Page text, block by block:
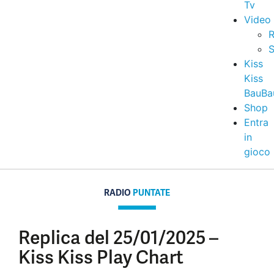
Tv
Video
Kiss
Kiss
Shop
Entra
in
gioco
RADIO PUNTATE
Replica del 25/01/2025 –
Kiss Kiss Play Chart